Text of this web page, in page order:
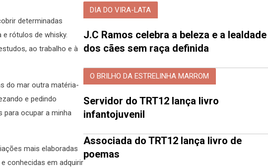
determinadas
rótulos de whisky.
ao trabalho e à
do mar outra matéria-
e pedindo
para ocupar a minha
mais elaboradas
conhecidas em adquirir
DIA DO VIRA-LATA
J.C Ramos celebra a beleza e a lealdade
dos cães sem raça definida
O BRILHO DA ESTRELINHA MARROM
Servidor do TRT12 lança livro
infantojuvenil
Associada do TRT12 lança livro de
poemas